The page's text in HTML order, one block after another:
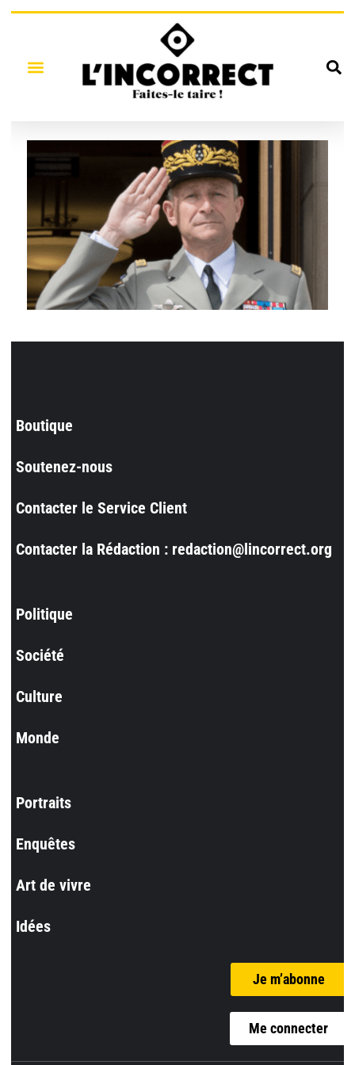
Boutique
Soutenez-nous
Contacter le Service Client
Contacter la Rédaction : redaction@lincorrect.org
Politique
Société
Culture
Monde
Portraits
Enquêtes
Art de vivre
Idées
Je m’abonne
Me connecter